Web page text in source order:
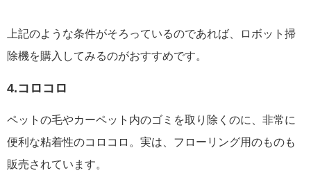
上記のような条件がそろっているのであれば、ロボット掃
除機を購入してみるのがおすすめです。
4.コロコロ
ペットの毛やカーペット内のゴミを取り除くのに、非常に
便利な粘着性のコロコロ。実は、フローリング用のものも
販売されています。